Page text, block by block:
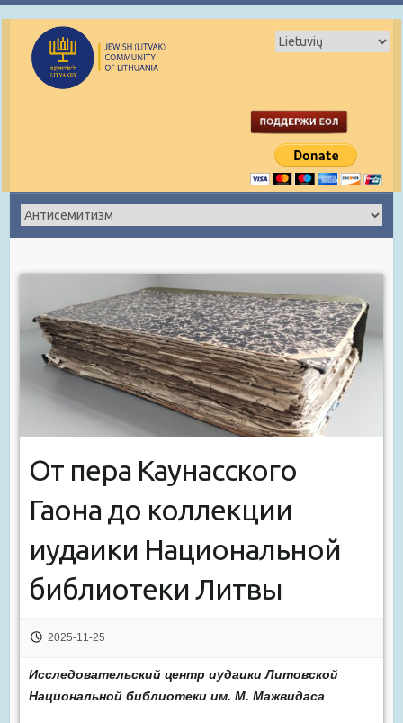
От пера Каунасского
Гаона до коллекции
иудаики Национальной
библиотеки Литвы
2025-11-25
Исследовательский центр иудаики Литовской
Национальной библиотеки им. М. Мажвидаса